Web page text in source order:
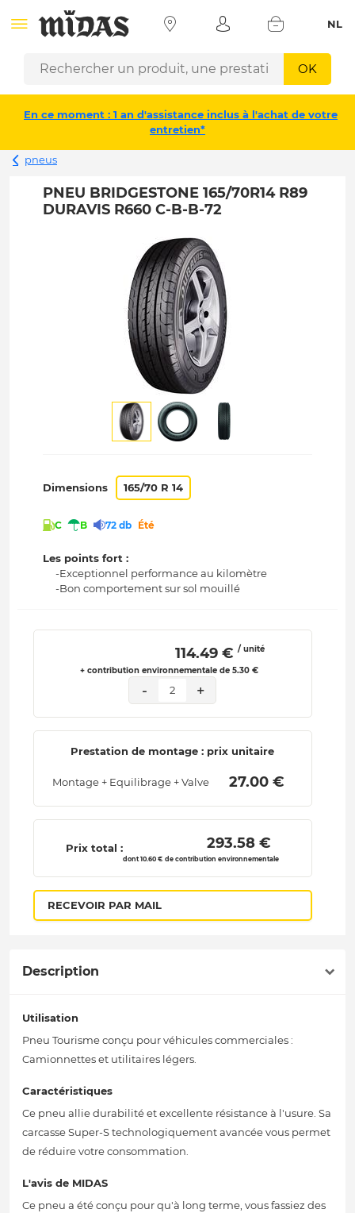
NL
OK
En ce moment : 1 an d'assistance inclus à l'achat de votre
entretien*
pneus
PNEU BRIDGESTONE 165/70R14 R89
DURAVIS R660 C-B-B-72
Dimensions 165/70 R 14
C B 72 db Été
Les points fort :
-Exceptionnel performance au kilomètre
-Bon comportement sur sol mouillé
114.49 € / unité
+ contribution environnementale de 5.30 €
- 2 +
Prestation de montage : prix unitaire
Montage + Equilibrage + Valve 27.00 €
Prix total : 293.58 €
dont 10.60 € de contribution environnementale
RECEVOIR PAR MAIL
Description
Utilisation
Pneu Tourisme conçu pour véhicules commerciales :
Camionnettes et utilitaires légers.
Caractéristiques
Ce pneu allie durabilité et excellente résistance à l'usure. Sa
carcasse Super-S technologiquement avancée vous permet
de réduire votre consommation.
L'avis de MIDAS
Ce pneu a été conçu pour qu'à long terme, vous fassiez des